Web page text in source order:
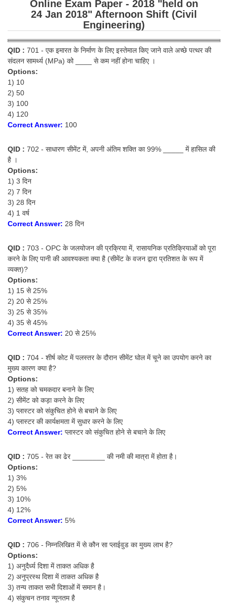
Tier-1 Syllabus
Tier-1 Answer Keys
SSC CGL TIER-2
TIER-2 Papers
SSC CGL PAPERS
Study Kit for CGL Tier-1
CGL Exam Downloads
SSC CGL FREE EBOOK
SSC CGL Results
CHSL
CHSL Question Papers
CHSL Syllabus
CHSL Exam Resources
CHSL Sample Paper
EXAMS
Stenographers Grade 'C&D'
SSC Constable (GD)
SSC Junior Engineers (J.E.)
Junior Hindi Translators (JHT)
FCI Exam
CAPF / Delhi Police - SI (CPO)
Scientific Assistant Exam
ACIO (IB) Exam
MTS
Online Exam Paper - 2018 "held on
24 Jan 2018" Afternoon Shift (Civil
Engineering)
QID : 701 - एक इमारत के निर्माण के लिए इस्तेमाल किए जाने वाले अच्छे पत्थर की
संदलन सामर्थ्य (MPa) को ____ से कम नहीं होना चाहिए ।
Options:
1) 10
2) 50
3) 100
4) 120
Correct Answer: 100
QID : 702 - साधारण सीमेंट में, अपनी अंतिम शक्ति का 99% _____ में हासिल की
है ।
Options:
1) 3 दिन
2) 7 दिन
3) 28 दिन
4) 1 वर्ष
Correct Answer: 28 दिन
QID : 703 - OPC के जलयोजन की प्रक्रिया में, रासायनिक प्रतिक्रियाओं को पूरा
करने के लिए पानी की आवश्यकता क्या है (सीमेंट के वजन द्वारा प्रतिशत के रूप में
व्यक्त)?
Options:
1) 15 से 25%
2) 20 से 25%
3) 25 से 35%
4) 35 से 45%
Correct Answer: 20 से 25%
QID : 704 - शीर्ष कोट में पलस्तर के दौरान सीमेंट घोल में चूने का उपयोग करने का
मुख्य कारण क्या है?
Options:
1) सतह को चमकदार बनाने के लिए
2) सीमेंट को कड़ा करने के लिए
3) प्लास्टर को संकुचित होने से बचाने के लिए
4) प्लास्टर की कार्यक्षमता में सुधार करने के लिए
Correct Answer: प्लास्टर को संकुचित होने से बचाने के लिए
QID : 705 - रेत का ढेर ________ की नमी की मात्रा में होता है।
Options:
1) 3%
2) 5%
3) 10%
4) 12%
Correct Answer: 5%
QID : 706 - निम्नलिखित में से कौन सा प्लाईवुड का मुख्य लाभ है?
Options:
1) अनुदैर्ध्य दिशा में ताकत अधिक है
2) अनुप्रस्थ दिशा में ताकत अधिक है
3) तन्य ताकत सभी दिशाओं में समान है।
4) संकुचन तनाव न्यूनतम है